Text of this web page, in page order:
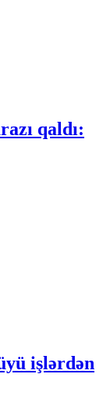
qaldı:
işlərdən